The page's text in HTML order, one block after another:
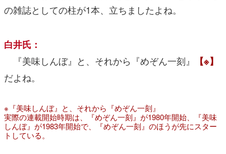
の雑誌としての柱が1本、立ちましたよね。
白井氏：
『美味しんぼ』と、それから『めぞん一刻』
【※】
だよね。
※『美味しんぼ』と、それから『めぞん一刻』
実際の連載開始時期は、『めぞん一刻』が1980年開始、『美味
しんぼ』が1983年開始で、『めぞん一刻』のほうが先にスター
トしている。